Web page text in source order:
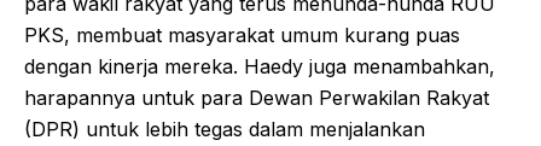
PKS, membuat masyarakat umum kurang puas
dengan kinerja mereka. Haedy juga menambahkan,
harapannya untuk para Dewan Perwakilan Rakyat
(DPR) untuk lebih tegas dalam menjalankan